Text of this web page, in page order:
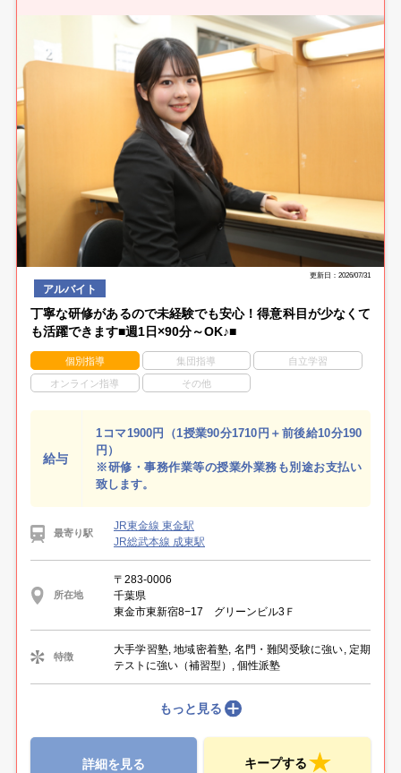
更新日：2026/07/31
アルバイト
丁寧な研修があるので未経験でも安心！得意科目が少なくて
も活躍できます■週1日×90分～OK♪■
個別指導 集団指導 自立学習
オンライン指導 その他
給与
1コマ1900円（1授業90分1710円＋前後給10分190
円）
※研修・事務作業等の授業外業務も別途お支払い
致します。
最寄り駅
JR東金線 東金駅
JR総武本線 成東駅
所在地
〒283-0006
千葉県
東金市東新宿8−17 グリーンビル3Ｆ
特徴
大手学習塾, 地域密着塾, 名門・難関受験に強い, 定期
テストに強い（補習型）, 個性派塾
もっと見る
詳細を見る キープする